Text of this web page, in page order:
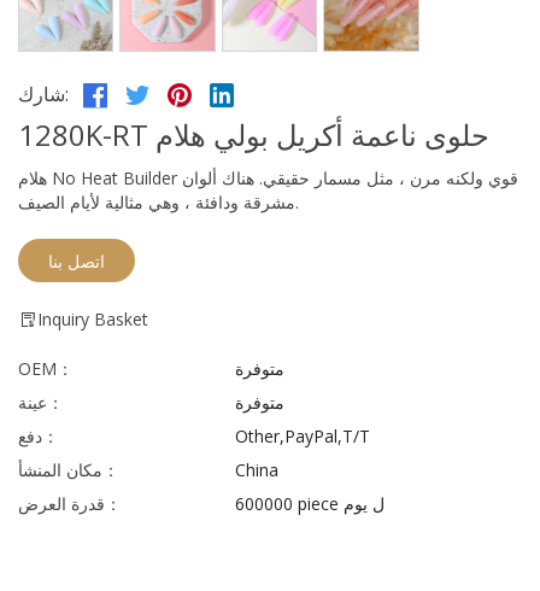
شارك:
1280K-RT حلوى ناعمة أكريل بولي هلام
هلام No Heat Builder قوي ولكنه مرن ، مثل مسمار حقيقي. هناك ألوان
مشرقة ودافئة ، وهي مثالية لأيام الصيف.
اتصل بنا
Inquiry Basket
OEM：
متوفرة
عينة：
متوفرة
دفع：
Other,PayPal,T/T
مكان المنشأ：
China
قدرة العرض：
600000 piece ل يوم